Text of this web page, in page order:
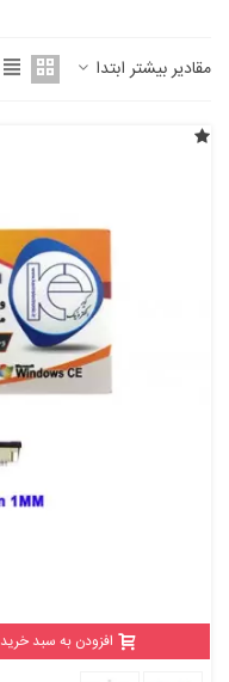
مقادیر بیشتر ابتدا
افزودن به سبد خرید